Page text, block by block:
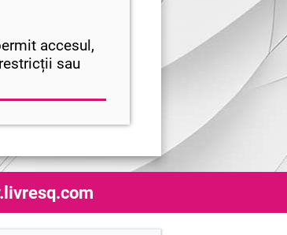
accesul,
sau